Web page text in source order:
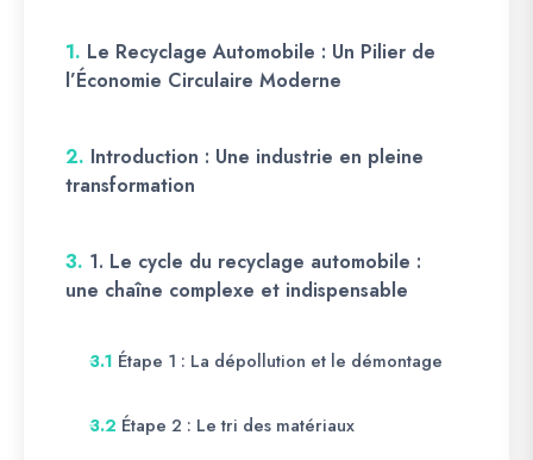
1. Le Recyclage Automobile : Un Pilier de
l’Économie Circulaire Moderne
2. Introduction : Une industrie en pleine
transformation
3. 1. Le cycle du recyclage automobile :
une chaîne complexe et indispensable
3.1 Étape 1 : La dépollution et le démontage
3.2 Étape 2 : Le tri des matériaux